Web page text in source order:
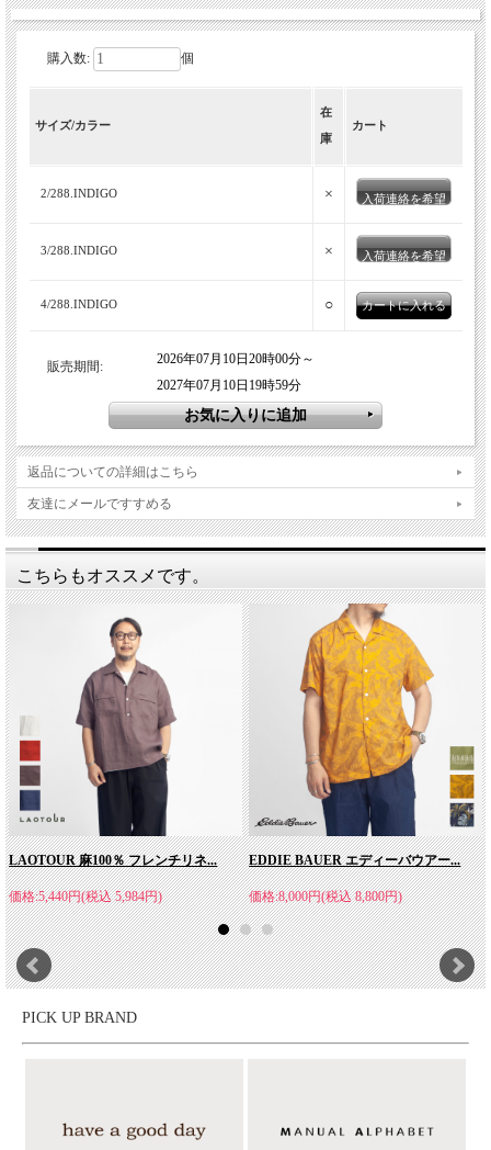
購入数: 個
サイズ/カラー
在
庫
カート
2/288.INDIGO × 入荷連絡を希望
3/288.INDIGO × 入荷連絡を希望
4/288.INDIGO ○
販売期間:
2026年07月10日20時00分～
2027年07月10日19時59分
返品についての詳細はこちら
友達にメールですすめる
こちらもオススメです。
LAOTOUR 麻100％ フレンチリネ...
価格:5,440円(税込 5,984円)
EDDIE BAUER エディーバウアー...
価格:8,000円(税込 8,800円)
PICK UP BRAND